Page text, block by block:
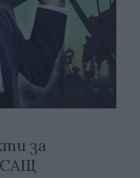
за
САЩ